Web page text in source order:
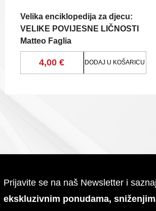
Velika enciklopedija za djecu:
VELIKE POVIJESNE LIČNOSTI
Matteo Faglia
4,00 € DODAJ U KOŠARICU
Prijavite se na naš Newsletter i
ekskluzivnim ponudama,